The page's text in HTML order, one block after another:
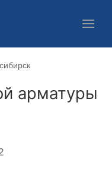
арматуры